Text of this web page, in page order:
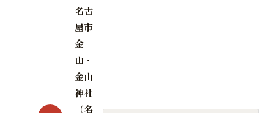
名古
屋市
金
山・
金山
神社
（名